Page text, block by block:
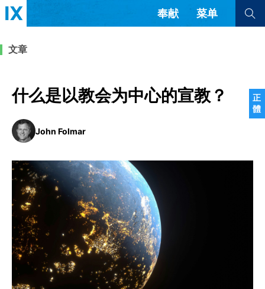
正
體
奉献 菜单
教会带领 解经式讲道与神学
福音传讲与宣教 成员制与教会纪律
团契生活与祷告
查看全部
查看全部
简体中文 正體中文
西班牙语
葡萄牙语
乌兹别克语
达里语
法语
罗马尼亚语
越南语
意大利语
韩语
土耳其语
阿尔巴尼亚语
塞尔维亚语
文章
什么是以教会为中心的宣教？
John Folmar